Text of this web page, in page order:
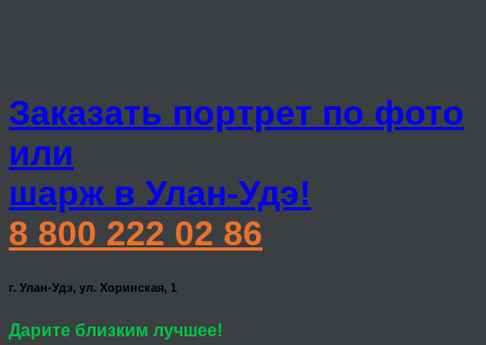
Заказать портрет по фото
или
шарж в Улан-Удэ!
8 800 222 02 86
г. Улан-Удэ, ул. Хоринская, 1
Дарите близким лучшее!